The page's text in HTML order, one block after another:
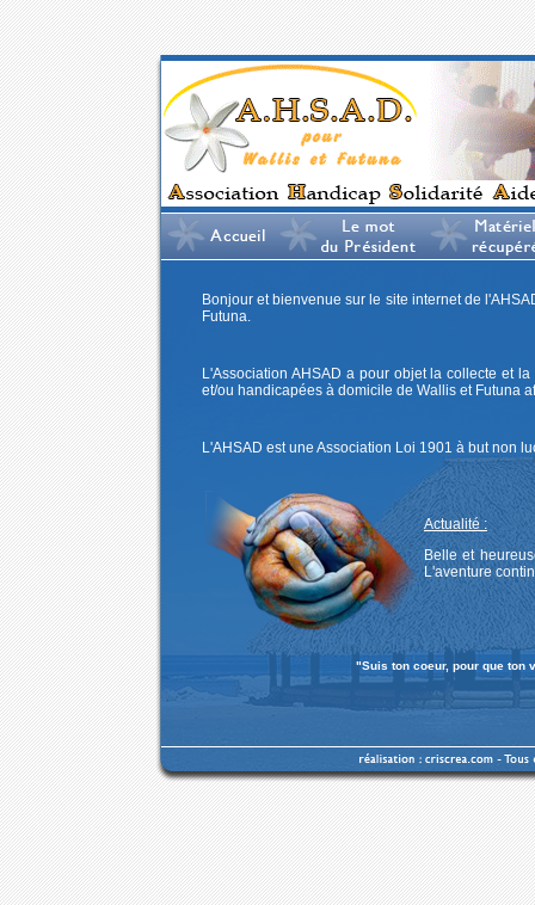
Bonjour et bienvenue sur le site internet de
Futuna.
L'Association AHSAD a pour objet la collecte et
et/ou handicapées à domicile de Wallis et Futuna
L'AHSAD est une Association Loi 1901 à but non
Actualité :
Belle et
L'aventure
"Suis ton coeur, pour que ton